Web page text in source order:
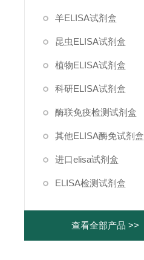
羊ELISA试剂盒
昆虫ELISA试剂盒
植物ELISA试剂盒
科研ELISA试剂盒
酶联免疫检测试剂盒
其他ELISA酶免试剂盒
进口elisa试剂盒
ELISA检测试剂盒
查看全部产品 >>